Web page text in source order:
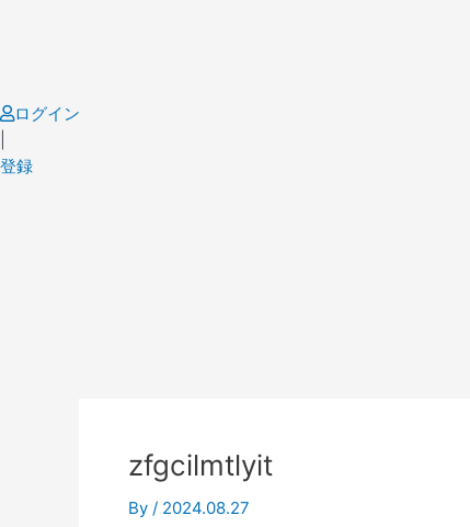
ログイン
登録
zfgcilmtlyit
By / 2024.08.27